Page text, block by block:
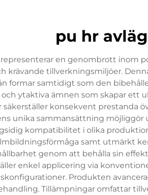
pu hr
representerar en genombrott inom
krävande tillverkningsmiljöer.
formar samtidigt som den
ytaktiva ämnen som skapar ett
konsekvent prestanda
unika sammansättning
kompatibilitet i olika
samt utmärkt
genom att behålla sin
enkel applicering via
Produkten
Tillämpningar omfattar